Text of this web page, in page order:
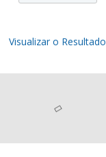
Visualizar o Resultado